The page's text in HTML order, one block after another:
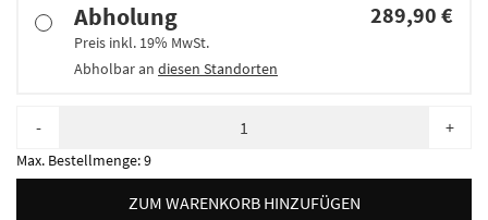
Abholung
Preis inkl. 19% MwSt.
Abholbar an diesen Standorten
289,90 €
- +
Max. Bestellmenge:9
ZUM WARENKORB HINZUFÜGEN